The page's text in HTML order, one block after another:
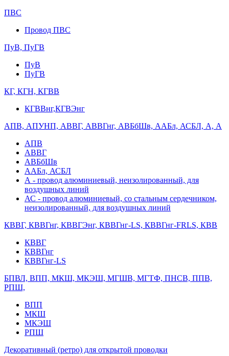
ПВС
Провод ПВС
ПуВ, ПуГВ
ПуВ
ПуГВ
КГ, КГН, КГВВ
КГВВнг,КГВЭнг
АПВ, АПУНП, АВВГ, АВВГнг, АВБбШв, ААБл, АСБЛ, А, А
АПВ
АВВГ
АВБбШв
ААБл, АСБЛ
А - провод алюминиевый, неизолированный, для
воздушных линий
АС - провод алюминиевый, со стальным сердечником,
неизолированный, для воздушных линий
КВВГ, КВВГнг, КВВГЭнг, КВВГнг-LS, КВВГнг-FRLS, КВВ
КВВГ
КВВГнг
КВВГнг-LS
БПВЛ, ВПП, МКШ, МКЭШ, МГШВ, МГТФ, ПНСВ, ППВ,
РПШ,
ВПП
МКШ
МКЭШ
РПШ
Декоративный (ретро) для открытой проводки